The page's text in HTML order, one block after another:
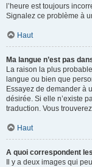
l’heure est toujours
Signalez ce problème à
Haut
Ma langue n’est pas
La raison la plus
langue ou bien que
Essayez de demander à
désirée. Si elle n’existe
traduction. Vous
Haut
A quoi correspondent
Il y a deux images qui